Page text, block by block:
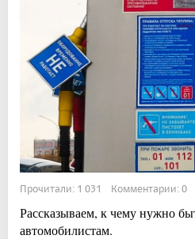
Прочитали: 1 031 Комментарии: 0
Рассказываем, к чему нужно
автомобилистам.